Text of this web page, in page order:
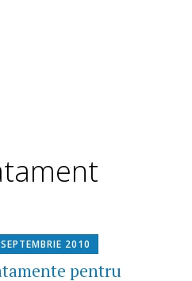
2010
pentru